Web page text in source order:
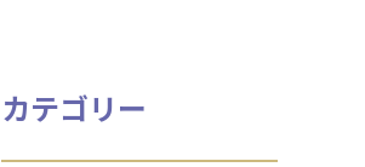
カテゴリー